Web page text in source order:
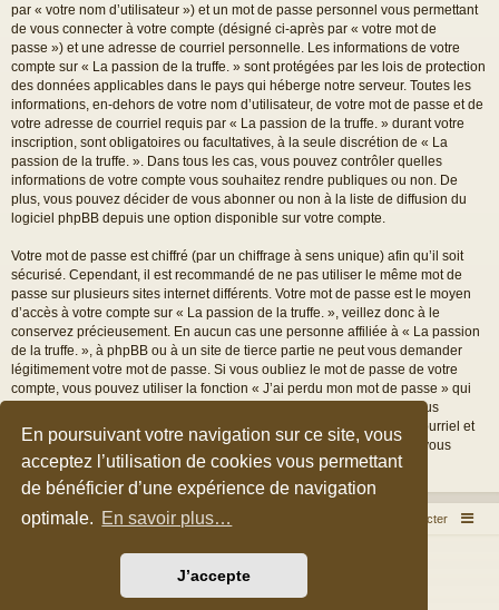
En poursuivant votre navigation sur ce site, vous
acceptez l’utilisation de cookies vous permettant
de bénéficier d’une expérience de navigation
optimale. En savoir plus…
J’accepte
par « votre nom d’utilisateur ») et un mot de passe personnel vous permettant
de vous connecter à votre compte (désigné ci-après par « votre mot de
passe ») et une adresse de courriel personnelle. Les informations de votre
compte sur « La passion de la truffe. » sont protégées par les lois de protection
des données applicables dans le pays qui héberge notre serveur. Toutes les
informations, en-dehors de votre nom d’utilisateur, de votre mot de passe et de
votre adresse de courriel requis par « La passion de la truffe. » durant votre
inscription, sont obligatoires ou facultatives, à la seule discrétion de « La
passion de la truffe. ». Dans tous les cas, vous pouvez contrôler quelles
informations de votre compte vous souhaitez rendre publiques ou non. De
plus, vous pouvez décider de vous abonner ou non à la liste de diffusion du
logiciel phpBB depuis une option disponible sur votre compte.
Votre mot de passe est chiffré (par un chiffrage à sens unique) afin qu’il soit
sécurisé. Cependant, il est recommandé de ne pas utiliser le même mot de
passe sur plusieurs sites internet différents. Votre mot de passe est le moyen
d’accès à votre compte sur « La passion de la truffe. », veillez donc à le
conservez précieusement. En aucun cas une personne affiliée à « La passion
de la truffe. », à phpBB ou à un site de tierce partie ne peut vous demander
légitimement votre mot de passe. Si vous oubliez le mot de passe de votre
compte, vous pouvez utiliser la fonction « J’ai perdu mon mot de passe » qui
est proposée par défaut sur le logiciel phpBB. Cette fonctionnalité vous
demandera de spécifier votre nom d’utilisateur et votre adresse de courriel et
le logiciel phpBB générera alors un nouveau mot de passe afin que vous
puissiez reprendre le contrôle de votre compte.
Accueil du forum Nous contacter
Développé parphpBB® Forum Software © phpBB Limited
Style parArty
©